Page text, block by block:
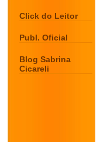
Click do Leitor
Publ. Oficial
Blog Sabrina
Cicareli